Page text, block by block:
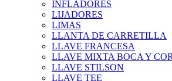
INFLADORES
LIJADORES
LIMAS
LLANTA DE CARRETILLA
LLAVE FRANCESA
LLAVE MIXTA BOCA Y
LLAVE STILSON
LLAVE TEE